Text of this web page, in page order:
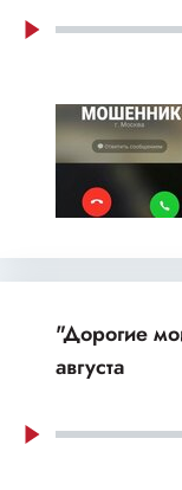
"Дорогие
августа